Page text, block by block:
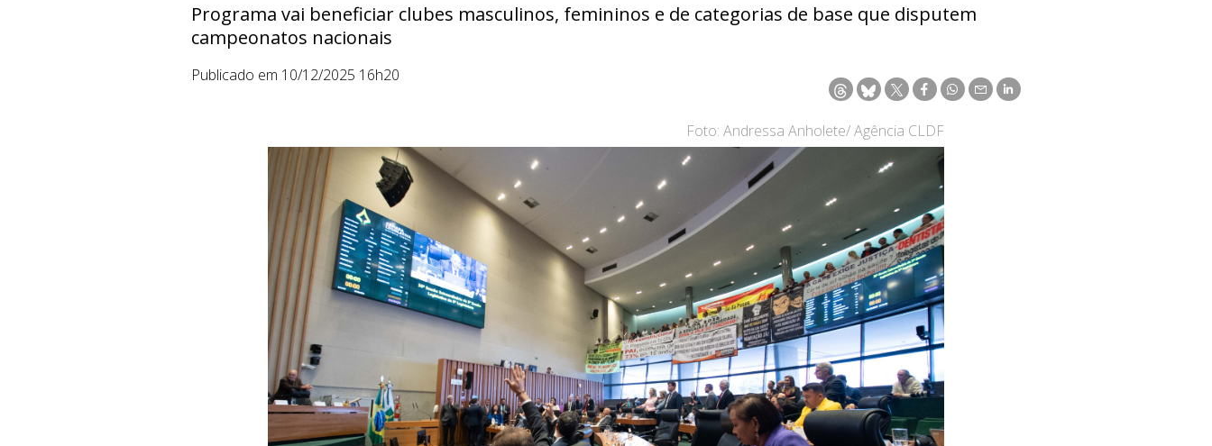
Programa vai beneficiar clubes masculinos, femininos e de categorias de base que disputem
campeonatos nacionais
Publicado em 10/12/2025 16h20
Foto: Andressa Anholete/ Agência CLDF